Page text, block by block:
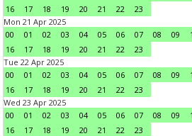
16
17 18 19 20 21 22
23
Mon 21 Apr 2025
00
01 02 03 04 05 06 07 08 09
16
17 18 19 20 21 22
23
Tue 22 Apr 2025
00
01 02 03 04 05 06 07 08 09
16
17 18 19 20 21 22
23
Wed 23 Apr 2025
00
01 02 03 04 05 06 07 08 09
16
17 18 19 20 21 22
23